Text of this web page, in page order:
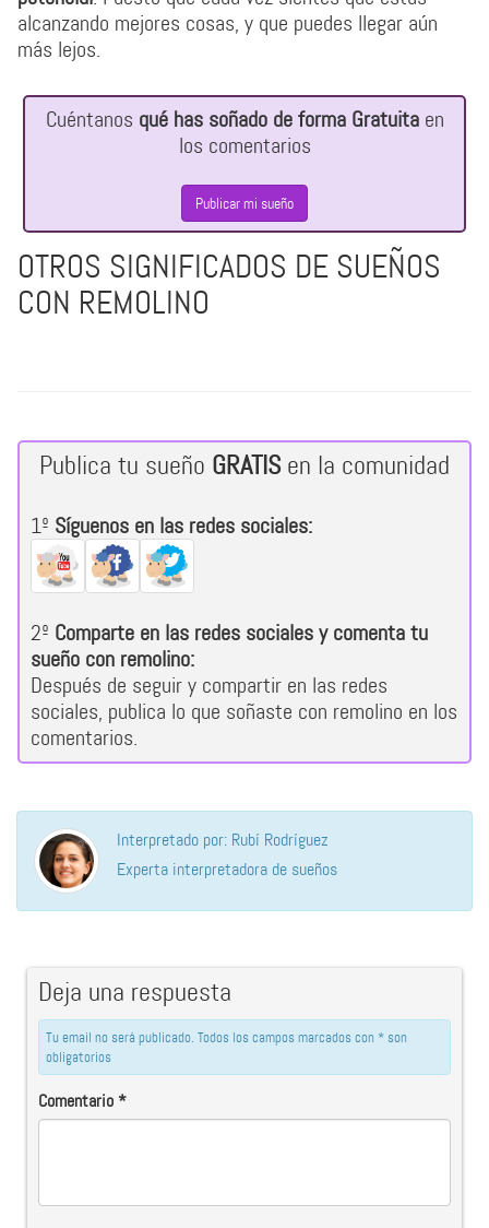
alcanzando mejores cosas, y que puedes llegar aún
más lejos.
Cuéntanos qué has soñado de forma Gratuitaen
los comentarios
Publicar mi sueño
OTROS SIGNIFICADOS DE SUEÑOS
CON REMOLINO
Publica tu sueño GRATISen la comunidad
1º Síguenos en las redes sociales:
2º Comparte en las redes sociales y comenta tu
sueño con remolino:
Después de seguir y compartir en las redes
sociales, publica lo que soñaste con remolino en los
comentarios.
Interpretado por: Rubí Rodríguez
Experta interpretadora de sueños
Deja una respuesta
Tu email no será publicado. Todos los campos marcados con * son
obligatorios
Comentario*